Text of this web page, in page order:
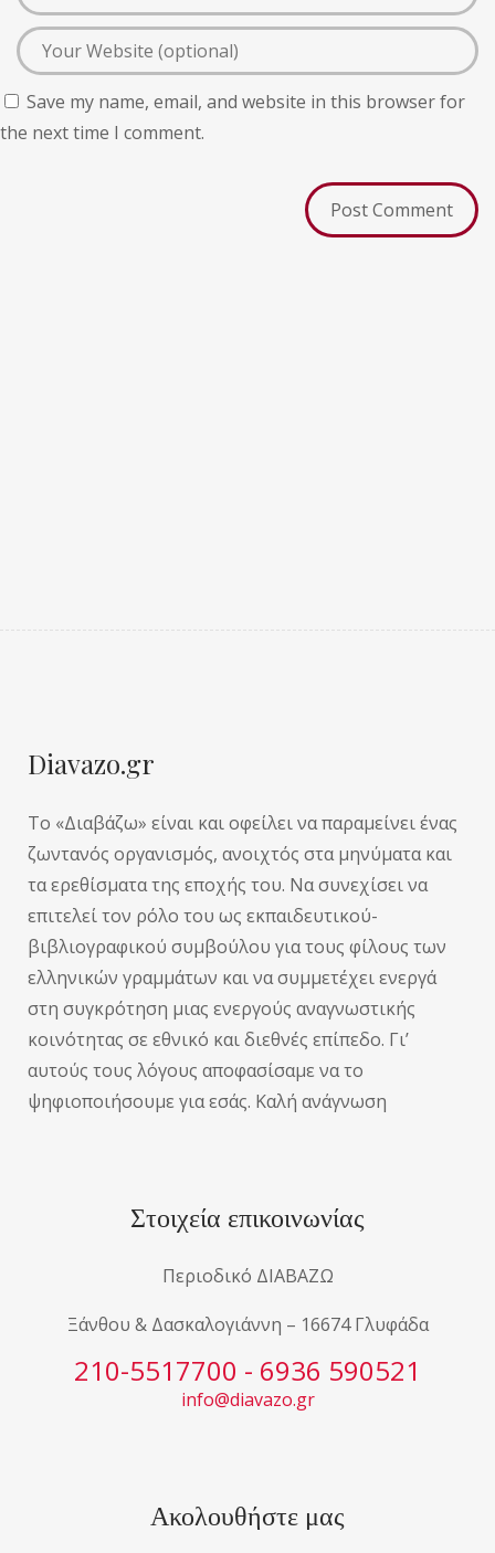
Save my name, email, and website in this browser for
the next time I comment.
Diavazo.gr
Το «Διαβάζω» είναι και οφείλει να παραμείνει ένας
ζωντανός οργανισμός, ανοιχτός στα μηνύματα και
τα ερεθίσματα της εποχής του. Να συνεχίσει να
επιτελεί τον ρόλο του ως εκπαιδευτικού-
βιβλιογραφικού συμβούλου για τους φίλους των
ελληνικών γραμμάτων και να συμμετέχει ενεργά
στη συγκρότηση μιας ενεργούς αναγνωστικής
κοινότητας σε εθνικό και διεθνές επίπεδο. Γι’
αυτούς τους λόγους αποφασίσαμε να το
ψηφιοποιήσουμε για εσάς. Καλή ανάγνωση
Στοιχεία επικοινωνίας
Περιοδικό ΔΙΑΒΑΖΩ
Ξάνθου & Δασκαλογιάννη – 16674 Γλυφάδα
210-5517700 - 6936 590521
info@diavazo.gr
Ακολουθήστε μας